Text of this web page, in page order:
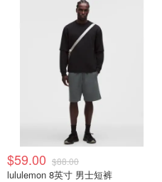
$59.00 $88.00
lululemon 8英寸 男士短裤